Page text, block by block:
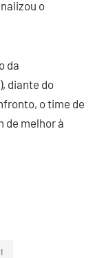
o
da
diante do
o time de
de melhor à